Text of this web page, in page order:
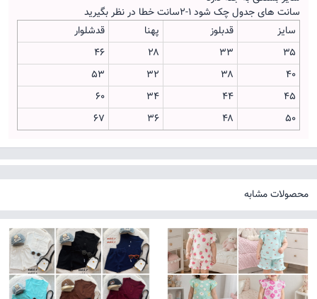
سانت های جدول چک شود ۱-۲سانت خطا در نظر بگیرید
سایز
قدبلوز پهنا
قدشلوار
۳۵
۳۳ ۲۸
۴۶
۴۰
۳۸ ۳۲
۵۳
۴۵
۴۴ ۳۴
۶۰
۵۰
۴۸ ۳۶ ۶۷
محصولات مشابه